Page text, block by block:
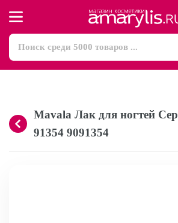
Mavala Лак для ногтей
91354 9091354